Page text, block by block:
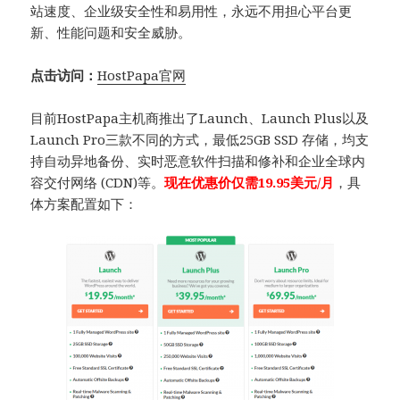
站速度、企业级安全性和易用性，永远不用担心平台更
新、性能问题和安全威胁。
点击访问：HostPapa官网
目前HostPapa主机商推出了Launch、Launch Plus以及
Launch Pro三款不同的方式，最低25GB SSD 存储，均支
持自动异地备份、实时恶意软件扫描和修补和企业全球内
容交付网络 (CDN)等。现在优惠价仅需19.95美元/月 ，具
体方案配置如下：